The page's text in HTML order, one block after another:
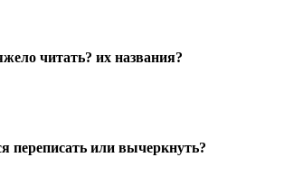
читать? их названия?
переписать или вычеркнуть?